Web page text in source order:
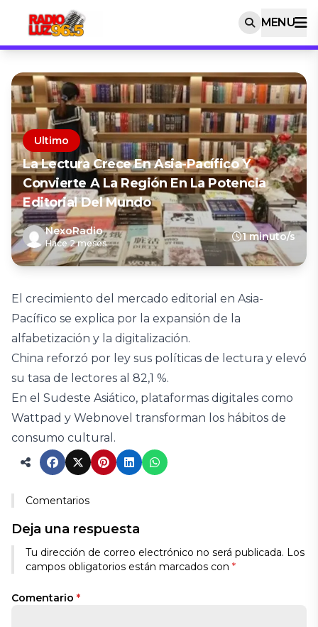
MENU
Ultimo
La Lectura Crece En Asia-Pacífico Y
Convierte A La Región En La Potencia
Editorial Del Mundo
NexoRadio
Hace 2 meses
1 minuto/s
El crecimiento del mercado editorial en Asia-
Pacífico se explica por la expansión de la
alfabetización y la digitalización.
China reforzó por ley sus políticas de lectura y elevó
su tasa de lectores al 82,1 %.
En el Sudeste Asiático, plataformas digitales como
Wattpad y Webnovel transforman los hábitos de
consumo cultural.
Comentarios
Deja una respuesta
Tu dirección de correo electrónico no será publicada. Los
campos obligatorios están marcados con *
Comentario *